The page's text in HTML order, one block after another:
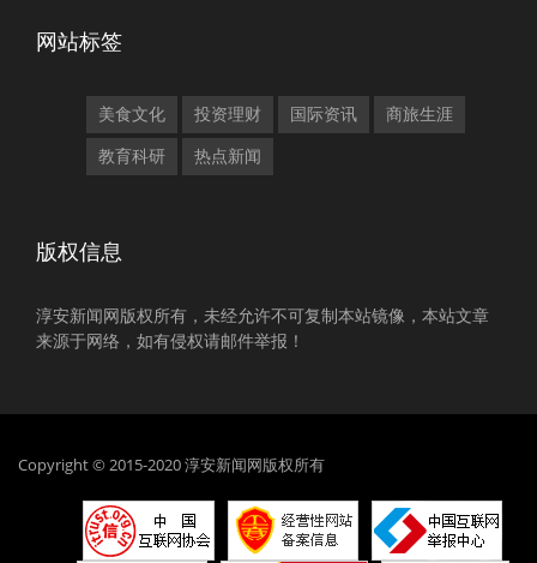
网站标签
美食文化 投资理财 国际资讯 商旅生涯
教育科研 热点新闻
版权信息
淳安新闻网版权所有，未经允许不可复制本站镜像，本站文章
来源于网络，如有侵权请邮件举报！
Copyright © 2015-2020 淳安新闻网版权所有